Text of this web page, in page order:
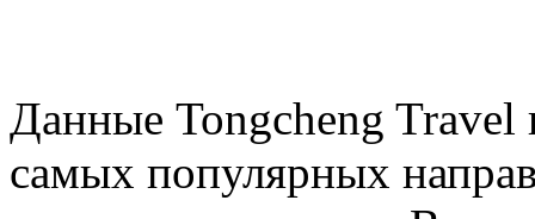
Данные Tongcheng Travel
самых популярных